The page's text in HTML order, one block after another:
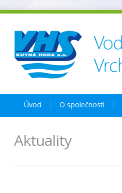
Úvod O společnosti
Aktuality